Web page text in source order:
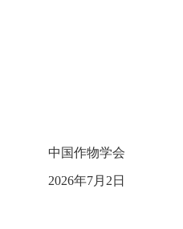
中国作物学会
2026年7月2日